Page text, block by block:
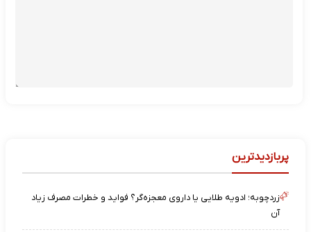
پربازدیدترین
زردچوبه؛ ادویه طلایی یا داروی معجزه‌گر؟ فواید و خطرات مصرف زیاد
آن